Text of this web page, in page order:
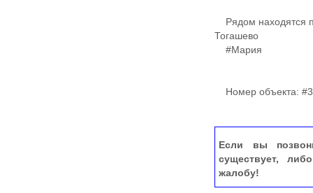
Рядом находятся
Тогашево
#Мария
Номер объекта:
Если вы
существует,
жалобу!